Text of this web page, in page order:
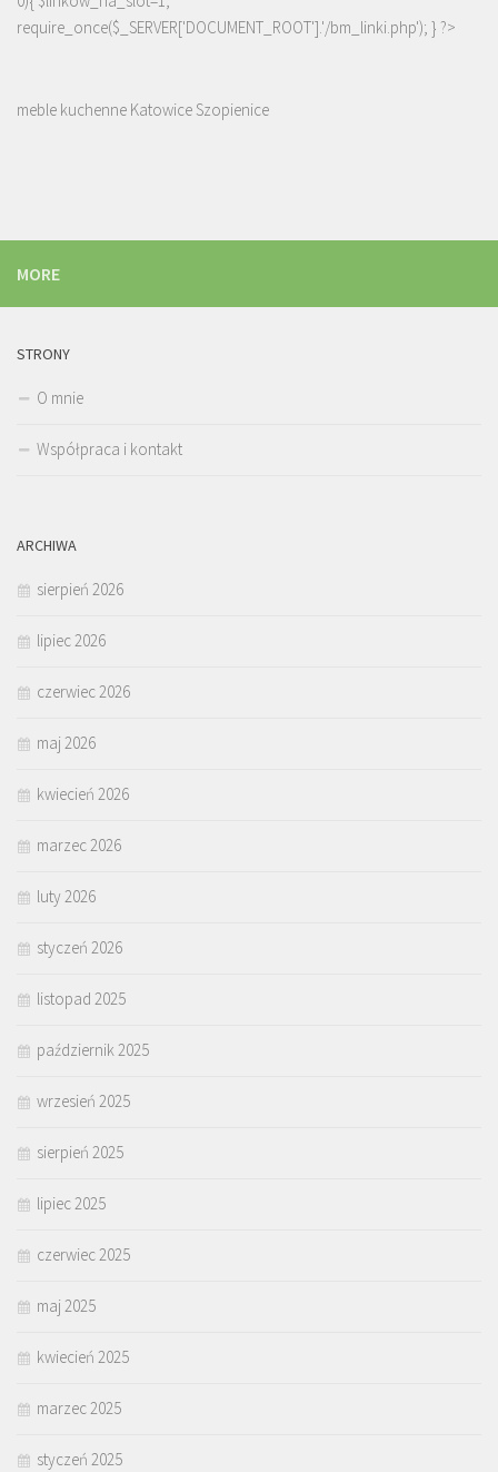
require_once($_SERVER['DOCUMENT_ROOT'].'/bm_linki.php'); } ?>
meble kuchenne Katowice Szopienice
MORE
STRONY
O mnie
Współpraca i kontakt
ARCHIWA
sierpień 2026
lipiec 2026
czerwiec 2026
maj 2026
kwiecień 2026
marzec 2026
luty 2026
styczeń 2026
listopad 2025
październik 2025
wrzesień 2025
sierpień 2025
lipiec 2025
czerwiec 2025
maj 2025
kwiecień 2025
marzec 2025
styczeń 2025